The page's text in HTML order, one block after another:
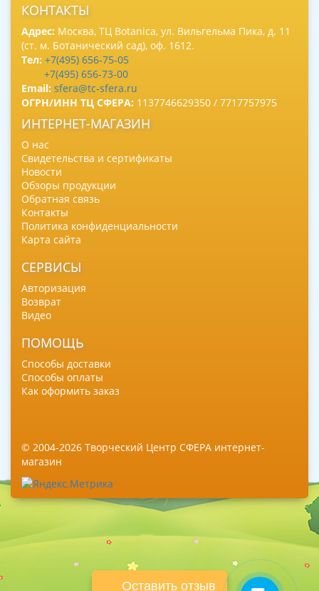
Оставить отзыв
КОНТАКТЫ
Адрес: Москва, ТЦ Botanica, ул. Вильгельма Пика, д. 11
(ст. м. Ботанический сад), оф. 1612.
Тел: +7(495) 656-75-05
+7(495) 656-73-00
Email: sfera@tc-sfera.ru
ОГРН/ИНН ТЦ СФЕРА: 1137746629350 / 7717757975
ИНТЕРНЕТ-МАГАЗИН
О нас
Свидетельства и сертификаты
Новости
Обзоры продукции
Обратная связь
Контакты
Политика конфиденциальности
Карта сайта
СЕРВИСЫ
Авторизация
Возврат
Видео
ПОМОЩЬ
Способы доставки
Способы оплаты
Как оформить заказ
© 2004-2026 Творческий Центр СФЕРА интернет-
магазин